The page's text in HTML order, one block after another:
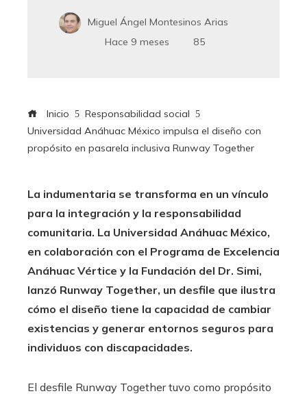
Miguel Ángel Montesinos Arias
Hace 9 meses
85
Inicio
Responsabilidad social
Universidad Anáhuac México impulsa el diseño con
propósito en pasarela inclusiva Runway Together
La indumentaria se transforma en un vínculo
para la integración y la responsabilidad
comunitaria. La Universidad Anáhuac México,
en colaboración con el Programa de Excelencia
Anáhuac Vértice y la Fundación del Dr. Simi,
lanzó Runway Together, un desfile que ilustra
cómo el diseño tiene la capacidad de cambiar
existencias y generar entornos seguros para
individuos con discapacidades.
El desfile Runway Together tuvo como propósito